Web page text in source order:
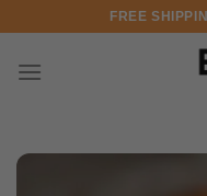
Pereiti prie turinio
FREE